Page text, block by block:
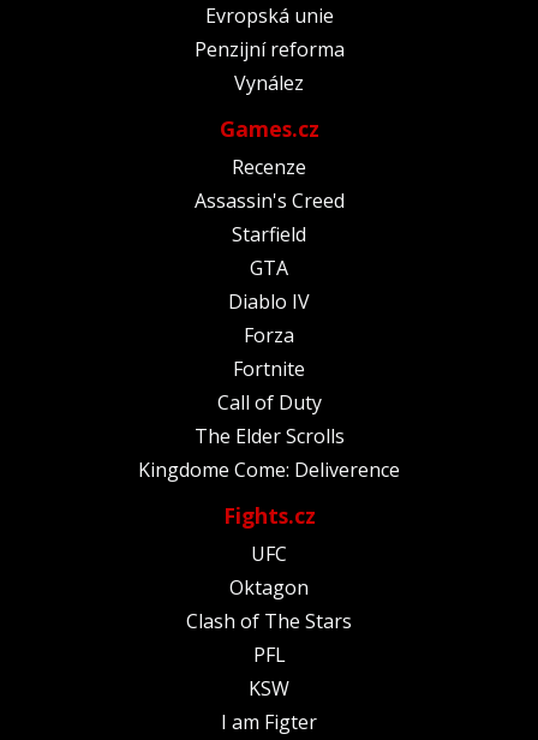
Evropská unie
Penzijní reforma
Vynález
Games.cz
Recenze
Assassin's Creed
Starfield
GTA
Diablo IV
Forza
Fortnite
Call of Duty
The Elder Scrolls
Kingdome Come: Deliverence
Fights.cz
UFC
Oktagon
Clash of The Stars
PFL
KSW
I am Figter